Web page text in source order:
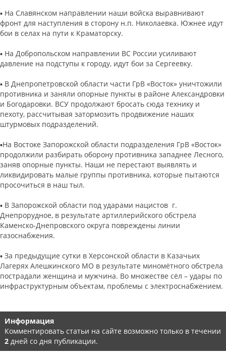
▪️ На Славянском направлении наши войска выравнивают
фронт для наступления в сторону н.п. Николаевка. Южнее идут
бои в селах на пути к Краматорску.
▪️ На Добропольском направлении ВС России усиливают
давление на подступы к городу, идут бои за Сергеевку.
▪️ В Днепропетровской области части ГрВ «Восток» уничтожили
противника и заняли опорные пункты в районе Александровки
и Богодаровки. ВСУ продолжают бросать сюда технику и
пехоту, рассчитывая затормозить продвижение наших
штурмовых подразделений.
▪️На Востоке Запорожской области подразделения ГрВ «Восток»
продолжили разбирать оборону противника западнее Лесного,
заняв опорные пункты. Наши не перестают выявлять и
ликвидировать малые группы противника, которые пытаются
просочиться в наш тыл.
▪️ В Запорожской области под ударами нацистов г.
Днепрорудное, в результате артиллерийского обстрела
Каменско-Днепровского округа повреждены линии
газоснабжения.
▪️ За предыдущие сутки в Херсонской области в Казачьих
Лагерях Алешкинского МО в результате миномётного обстрела
пострадали женщина и мужчина. Во множестве сёл – удары по
инфраструктурным объектам, проблемы с электроснабжением.
Информация
Комментировать статьи на сайте возможно только в течении
2 дней со дня публикации.